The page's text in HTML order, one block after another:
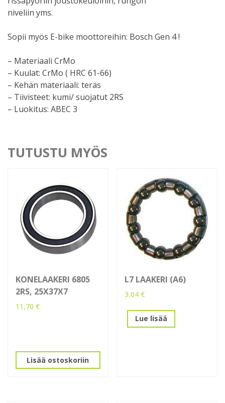
niveliin yms.
Sopii myös E-bike moottoreihin: Bosch Gen 4 !
– Materiaali CrMo
– Kuulat: CrMo ( HRC 61-66)
– Kehän materiaali: teräs
– Tiivisteet: kumi/ suojatut 2RS
– Luokitus: ABEC 3
TUTUSTU MYÖS
KONELAAKERI 6805
2RS, 25X37X7
11,70 €
Lisää ostoskoriin
L7 LAAKERI (A6)
3,04€
Lue lisää